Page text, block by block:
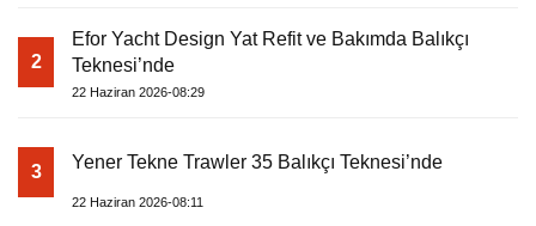
2
Efor Yacht Design Yat Refit ve Bakımda Balıkçı
Teknesi’nde
22 Haziran 2026-08:29
3 Yener Tekne Trawler 35 Balıkçı Teknesi’nde
22 Haziran 2026-08:11